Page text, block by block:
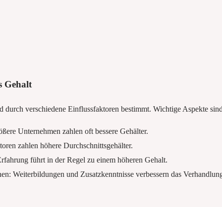
Gehalt
verschiedene Einflussfaktoren bestimmt. Wichtige Aspekte
Unternehmen zahlen oft bessere Gehälter.
zahlen höhere Durchschnittsgehälter.
führt in der Regel zu einem höheren Gehalt.
Weiterbildungen und Zusatzkenntnisse verbessern das